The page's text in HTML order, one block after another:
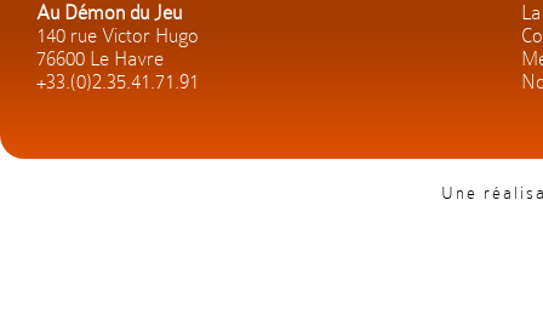
Au Démon du Jeu
140 rue Victor Hugo
76600 Le Havre
+33.(0)2.35.41.71.91
Une